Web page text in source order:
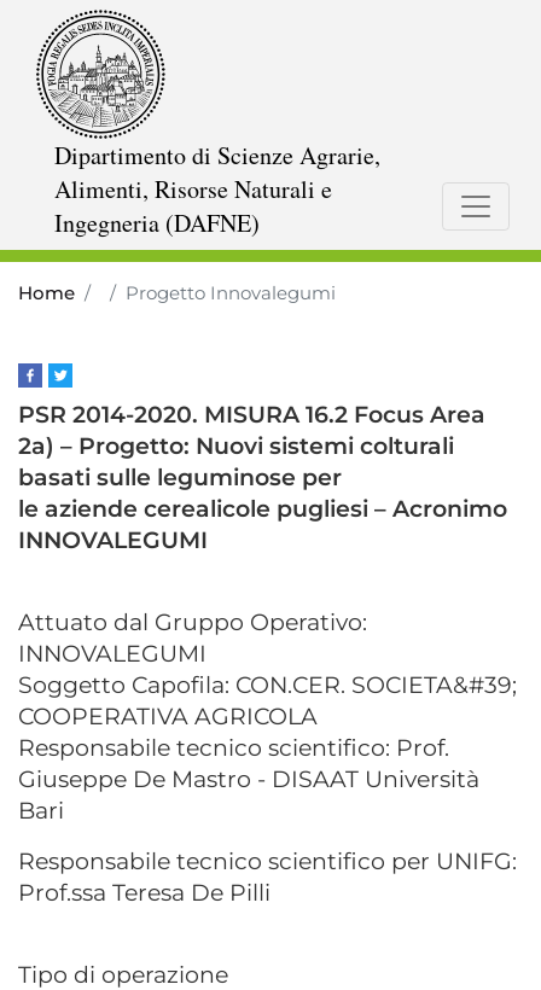
Dipartimento di Scienze Agrarie,
Alimenti, Risorse Naturali e
Ingegneria (DAFNE)
Home Progetto Innovalegumi
PSR 2014-2020. MISURA 16.2 Focus Area
2a) – Progetto: Nuovi sistemi colturali
basati sulle leguminose per
le aziende cerealicole pugliesi – Acronimo
INNOVALEGUMI
Attuato dal Gruppo Operativo:
INNOVALEGUMI
Soggetto Capofila: CON.CER. SOCIETA&#39;
COOPERATIVA AGRICOLA
Responsabile tecnico scientifico: Prof.
Giuseppe De Mastro - DISAAT Università
Bari
Responsabile tecnico scientifico per UNIFG:
Prof.ssa Teresa De Pilli
Tipo di operazione